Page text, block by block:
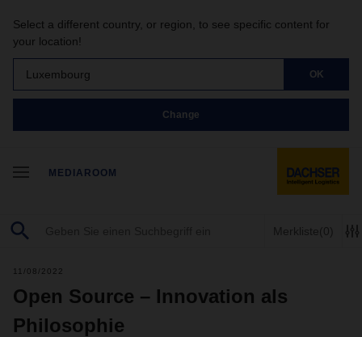
Select a different country, or region, to see specific content for
your location!
Luxembourg OK
Change
MEDIAROOM
Merkliste(0)
11/08/2022
Open Source – Innovation als
Philosophie